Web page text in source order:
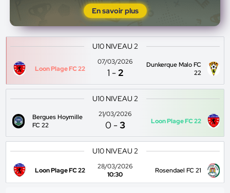
En savoir plus
U10 NIVEAU 2
Loon Plage FC 22
07/03/2026
1 -2
Dunkerque Malo FC
22
U10 NIVEAU 2
Bergues Hoymille
FC 22
21/03/2026
0 -3 Loon Plage FC 22
U10 NIVEAU 2
Loon Plage FC 22
28/03/2026
10:30
Rosendael FC 21